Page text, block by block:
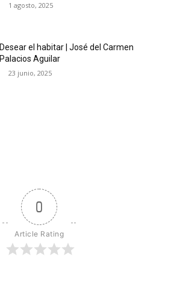
1 agosto, 2025
Desear el habitar | José del Carmen
Palacios Aguilar
23 junio, 2025
0
Article Rating